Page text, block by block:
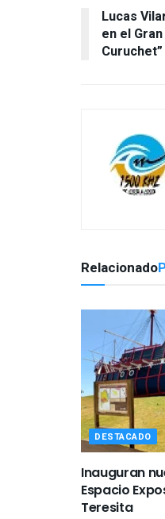
Lucas
en el
Curuchet”
Relacionado
DESTACADO
Inauguran
Espacio
Teresita